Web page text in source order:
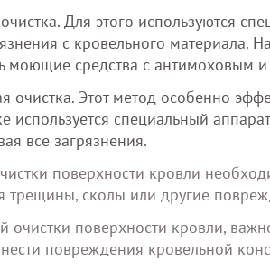
Для этого используются
с кровельного
моющие средства с антимоховым
очистка. Этот метод особенно
используется специальный
все загрязнения.
поверхности кровли
трещины, сколы или другие
поверхности кровли,
повреждения кровельной